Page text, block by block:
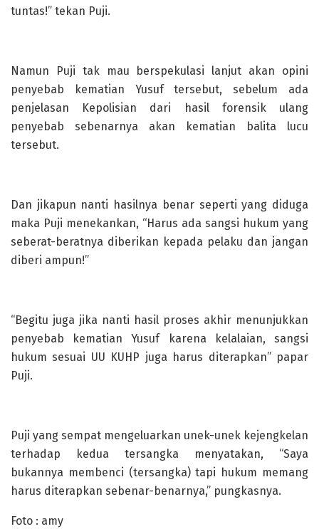
tuntas!” tekan Puji.
Namun Puji tak mau berspekulasi lanjut akan opini
penyebab kematian Yusuf tersebut, sebelum ada
penjelasan Kepolisian dari hasil forensik ulang
penyebab sebenarnya akan kematian balita lucu
tersebut.
Dan jikapun nanti hasilnya benar seperti yang diduga
maka Puji menekankan, “Harus ada sangsi hukum yang
seberat-beratnya diberikan kepada pelaku dan jangan
diberi ampun!”
“Begitu juga jika nanti hasil proses akhir menunjukkan
penyebab kematian Yusuf karena kelalaian, sangsi
hukum sesuai UU KUHP juga harus diterapkan” papar
Puji.
Puji yang sempat mengeluarkan unek-unek kejengkelan
terhadap kedua tersangka menyatakan, “Saya
bukannya membenci (tersangka) tapi hukum memang
harus diterapkan sebenar-benarnya,” pungkasnya.
Foto : amy